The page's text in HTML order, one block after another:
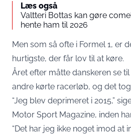
Læs også
Valtteri Bottas kan gøre
hente ham til 2026
Men som så ofte i Formel 1, er
hurtigste, der får lov til at køre.
Året efter måtte danskeren se
andre kørte racerløb, og det
“Jeg blev deprimeret i 2015,”
Motor Sport Magazine, inden
“Det har jeg ikke noget imod at